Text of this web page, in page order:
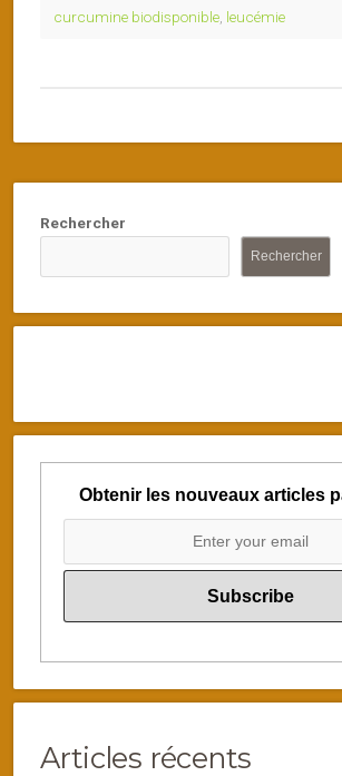
curcumine biodisponible leucémie
Rechercher
Rechercher
Obtenir les nouveaux articles
Articles récents